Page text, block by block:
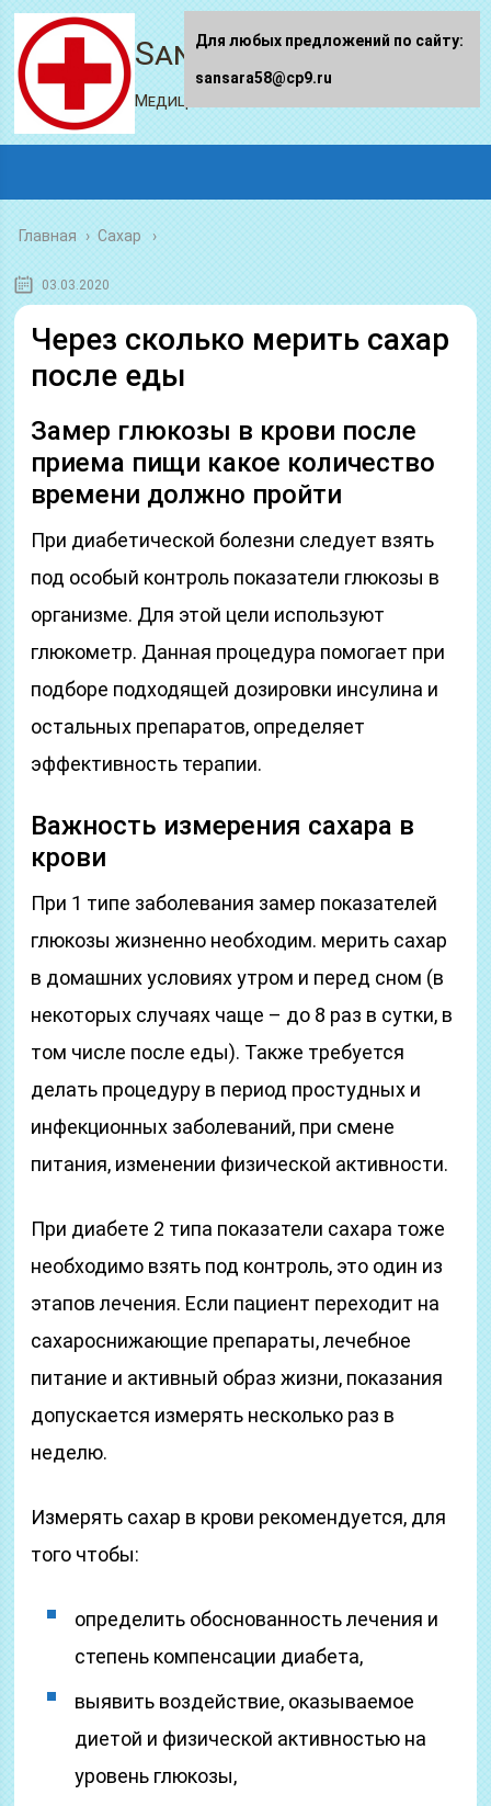
Sansara58.ru
Медицинский портал
Главная › Сахар
03.03.2020
Через сколько мерить сахар
после еды
Замер глюкозы в крови после
приема пищи какое количество
времени должно пройти
При диабетической болезни следует взять
под особый контроль показатели глюкозы в
организме. Для этой цели используют
глюкометр. Данная процедура помогает при
подборе подходящей дозировки инсулина и
остальных препаратов, определяет
эффективность терапии.
Важность измерения сахара в
крови
При 1 типе заболевания замер показателей
глюкозы жизненно необходим. мерить сахар
в домашних условиях утром и перед сном (в
некоторых случаях чаще – до 8 раз в сутки, в
том числе после еды). Также требуется
делать процедуру в период простудных и
инфекционных заболеваний, при смене
питания, изменении физической активности.
При диабете 2 типа показатели сахара тоже
необходимо взять под контроль, это один из
этапов лечения. Если пациент переходит на
сахароснижающие препараты, лечебное
питание и активный образ жизни, показания
допускается измерять несколько раз в
неделю.
Измерять сахар в крови рекомендуется, для
того чтобы:
определить обоснованность лечения и
степень компенсации диабета,
выявить воздействие, оказываемое
диетой и физической активностью на
уровень глюкозы,
Для любых предложений по сайту:
sansara58@cp9.ru